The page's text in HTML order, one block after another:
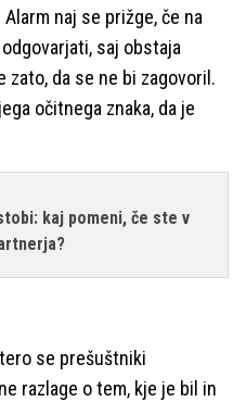
naj se prižge, če na
saj obstaja
da se ne bi zagovoril.
očitnega znaka, da je
kaj pomeni, če ste v
se prešuštniki
razlage o tem, kje je bil in